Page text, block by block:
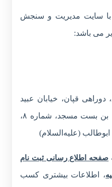
با سایت مدیریت و سنجش
می باشد:
دوراهی قپان، خیابان عبید
زاکانی، روبروی کانون میثم، بن بست مسجد، شماره ۸،
(علیه‌السلام)
صفحه اطلاع رسانی ثبت نام
، اطلاعات بیشتری کسب